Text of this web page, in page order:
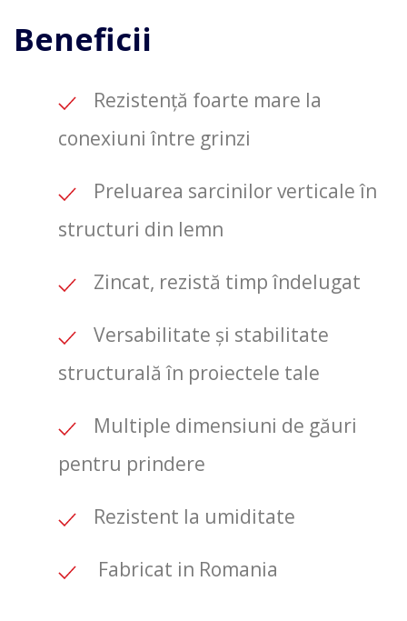
Beneficii
Rezistență foarte mare la
conexiuni între grinzi
Preluarea sarcinilor verticale în
structuri din lemn
Zincat, rezistă timp îndelugat
Versabilitate și stabilitate
structurală în proiectele tale
Multiple dimensiuni de găuri
pentru prindere
Rezistent la umiditate
Fabricat in Romania